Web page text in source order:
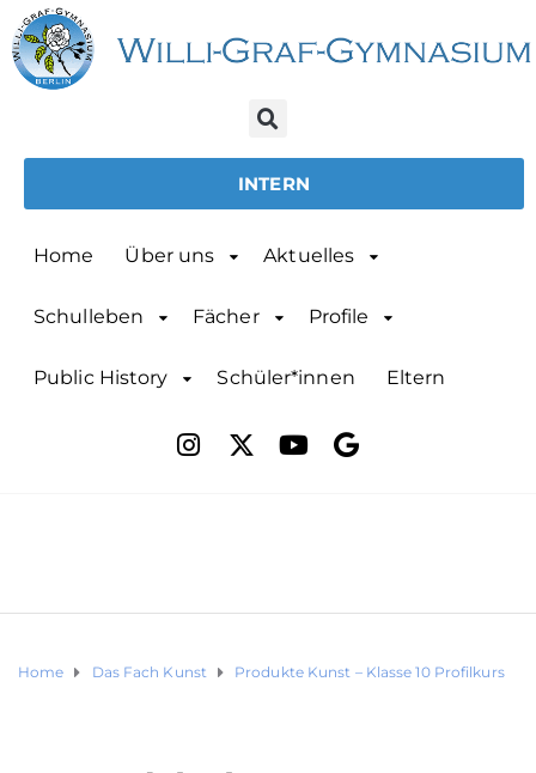
INTERN
Home Über uns Aktuelles
Schulleben Fächer Profile
Public History Schüler*innen Eltern
Home Das Fach Kunst Produkte Kunst – Klasse 10 Profilkurs